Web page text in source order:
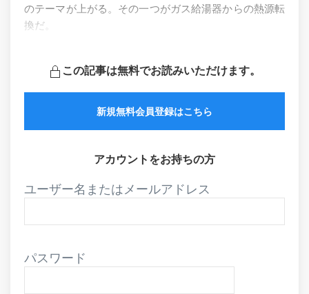
のテーマが上がる。その一つがガス給湯器からの熱源転
換だ。
この記事は無料でお読みいただけます。
新規無料会員登録はこちら
アカウントをお持ちの方
ユーザー名またはメールアドレス
パスワード